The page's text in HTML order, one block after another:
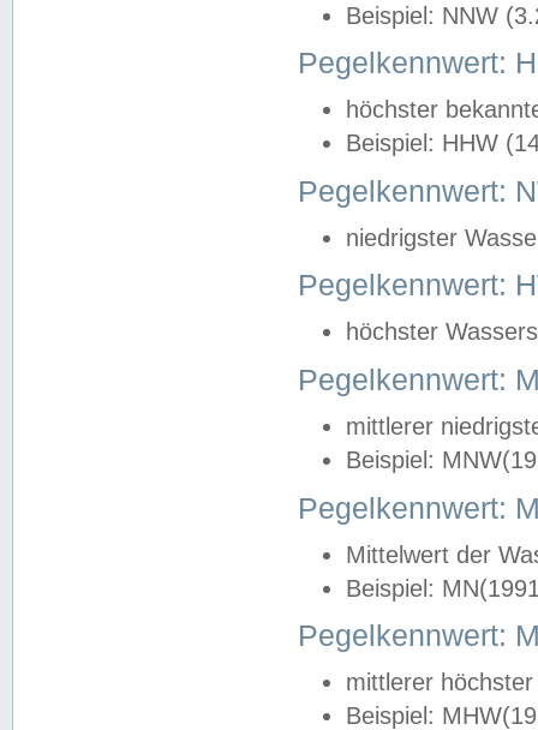
Beispiel: NNW
Pegelkennwert:
höchster
Beispiel: HHW
Pegelkennwert:
niedrigster
Pegelkennwert:
höchster
Pegelkennwert:
mittlerer
Beispiel:
Pegelkennwert:
Mittelwert der
Beispiel:
Pegelkennwert:
mittlerer
Beispiel: